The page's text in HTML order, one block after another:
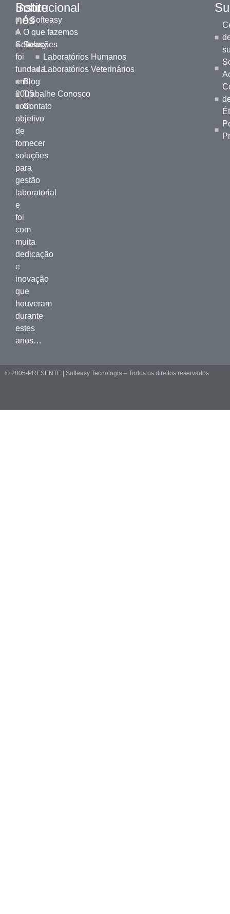
Sobre
nós
A
Softeasy
foi
fundada
em
2005
com
objetivo
de
fornecer
soluções
para
gestão
laboratorial
e
foi
com
muita
dedicação
e
inovação
que
houveram
durante
estes
anos…
Institucional
A Softeasy
O que fazemos
Soluções
Laboratórios Humanos
Laboratórios Veterinários
Blog
Trabalhe Conosco
Contato
© 2005-PRESENTE | Softeasy Tecnologia – Todos os direitos reservados